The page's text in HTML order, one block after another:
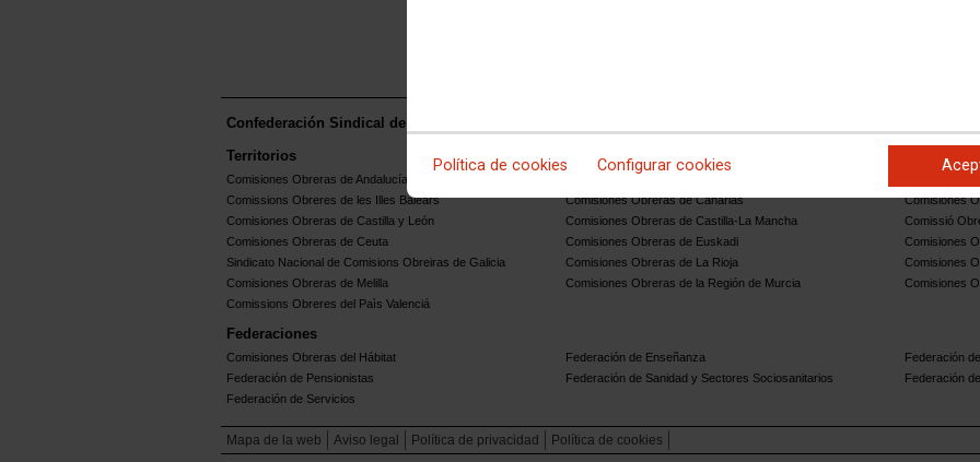
Política de cookies Configurar cookies
Confederación Sindical de Comisiones Obreras
Territorios
Comisiones Obreras de Andalucía
Comisiones
Comissions Obreres de les Illes Balears
Comisiones Obreras de Canarias
Comisiones
Comisiones Obreras de Castilla y León
Comisiones Obreras de Castilla-La Mancha
Comissió
Comisiones Obreras de Ceuta
Comisiones Obreras de Euskadi
Comisiones
Sindicato Nacional de Comisions Obreiras de Galicia
Comisiones Obreras de La Rioja
Comisiones
Comisiones Obreras de Melilla
Comisiones Obreras de la Región de Murcia
Comisiones
Comissions Obreres del Paìs Valenciá
Federaciones
Comisiones Obreras del Hábitat Federación de Enseñanza
Federación
Federación de Pensionistas
Federación de Sanidad y Sectores Sociosanitarios
Federación
Federación de Servicios
Mapa de la web Aviso legal Política de privacidad Política de cookies